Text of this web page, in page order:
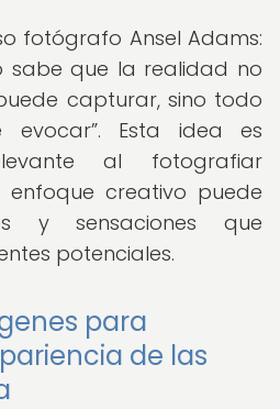
fotógrafo Ansel Adams:
sabe que la realidad no
capturar, sino todo
evocar . Esta idea es
al fotografiar
creativo puede
y sensaciones que
potenciales.
para
de las